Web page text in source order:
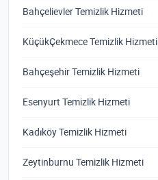
Bahçelievler Temizlik Hizmeti
KüçükÇekmece Temizlik Hizmeti
Bahçeşehir Temizlik Hizmeti
Esenyurt Temizlik Hizmeti
Kadıköy Temizlik Hizmeti
Zeytinburnu Temizlik Hizmeti